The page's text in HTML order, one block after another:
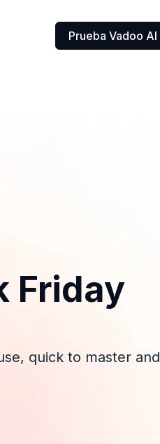
Prueba Vadoo AI
Friday
quick to master and